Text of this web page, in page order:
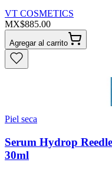
VT COSMETICS
MX$885.00
Agregar al carrito
Piel seca
Serum Hydrop
30ml